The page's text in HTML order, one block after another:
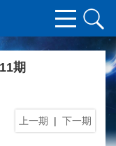
期
上一期 | 下一期